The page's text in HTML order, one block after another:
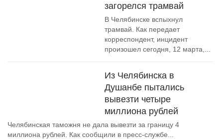
загорелся трамвай
В Челябинске вспыхнул
трамвай. Как передает
корреспондент, инцидент
произошел сегодня, 12 марта,...
Из Челябинска в
Душанбе пытались
вывезти четыре
миллиона рублей
Челябинская таможня не дала вывезти за границу 4
миллиона рублей. Как сообщили в пресс-службе...